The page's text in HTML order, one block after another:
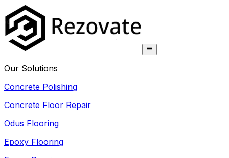
Our Solutions
Concrete Polishing
Concrete Floor Repair
Odus Flooring
Epoxy Flooring